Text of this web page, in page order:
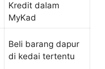
Kredit dalam
MyKad
Beli barang dapur
di kedai tertentu